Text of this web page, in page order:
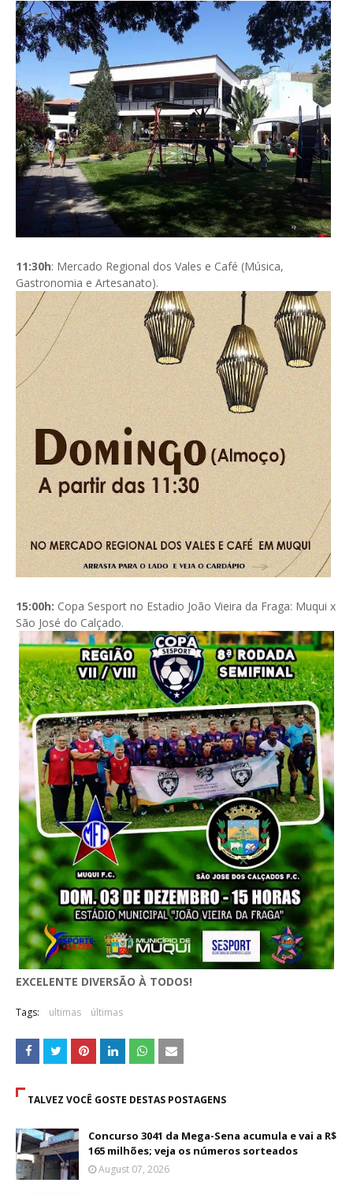
11:30h: Mercado Regional dos Vales e Café (Música,
Gastronomia e Artesanato).
15:00h: Copa Sesport no Estadio João Vieira da Fraga: Muqui x
São José do Calçado.
EXCELENTE DIVERSÃO À TODOS!
Tags: ultimas últimas
TALVEZ VOCÊ GOSTE DESTAS POSTAGENS
Concurso 3041 da Mega-Sena acumula e vai a R$
165 milhões; veja os números sorteados
August 07, 2026